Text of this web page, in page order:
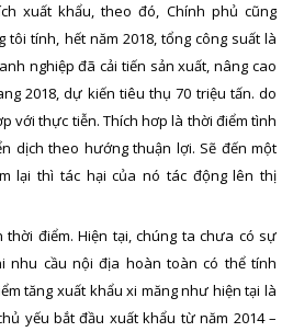
xuất khẩu, theo đó, Chính phủ cũng
tôi tính, hết năm 2018, tổng công suất là
nghiệp đã cải tiến sản xuất, nâng cao
2018, dự kiến tiêu thụ 70 triệu tấn. do
với thực tiễn. Thích hơp là thời điểm tình
dịch theo hướng thuận lợi. Sẽ đến một
lại thì tác hại của nó tác động lên thị
thời điểm. Hiện tại, chúng ta chưa có sự
nhu cầu nội địa hoàn toàn có thể tính
tăng xuất khẩu xi măng như hiện tại là
yếu bắt đầu xuất khẩu từ năm 2014 –